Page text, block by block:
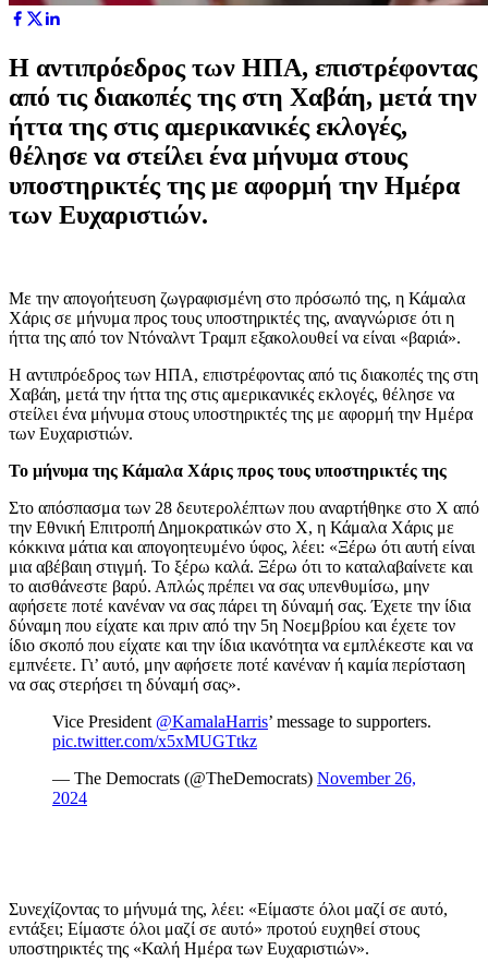
Η αντιπρόεδρος των ΗΠΑ, επιστρέφοντας
από τις διακοπές της στη Χαβάη, μετά την
ήττα της στις αμερικανικές εκλογές,
θέλησε να στείλει ένα μήνυμα στους
υποστηρικτές της με αφορμή την Ημέρα
των Ευχαριστιών.
Με την απογοήτευση ζωγραφισμένη στο πρόσωπό της, η Κάμαλα
Χάρις σε μήνυμα προς τους υποστηρικτές της, αναγνώρισε ότι η
ήττα της από τον Ντόναλντ Τραμπ εξακολουθεί να είναι «βαριά».
Η αντιπρόεδρος των ΗΠΑ, επιστρέφοντας από τις διακοπές της στη
Χαβάη, μετά την ήττα της στις αμερικανικές εκλογές, θέλησε να
στείλει ένα μήνυμα στους υποστηρικτές της με αφορμή την Ημέρα
των Ευχαριστιών.
To μήνυμα της Κάμαλα Χάρις προς τους υποστηρικτές της
Στο απόσπασμα των 28 δευτερολέπτων που αναρτήθηκε στο Χ από
την Εθνική Επιτροπή Δημοκρατικών στο Χ, η Κάμαλα Χάρις με
κόκκινα μάτια και απογοητευμένο ύφος, λέει: «Ξέρω ότι αυτή είναι
μια αβέβαιη στιγμή. Το ξέρω καλά. Ξέρω ότι το καταλαβαίνετε και
το αισθάνεστε βαρύ. Απλώς πρέπει να σας υπενθυμίσω, μην
αφήσετε ποτέ κανέναν να σας πάρει τη δύναμή σας. Έχετε την ίδια
δύναμη που είχατε και πριν από την 5η Νοεμβρίου και έχετε τον
ίδιο σκοπό που είχατε και την ίδια ικανότητα να εμπλέκεστε και να
εμπνέετε. Γι’ αυτό, μην αφήσετε ποτέ κανέναν ή καμία περίσταση
να σας στερήσει τη δύναμή σας».
Vice President @KamalaHarris’ message to supporters.
pic.twitter.com/x5xMUGTtkz
— The Democrats (@TheDemocrats) November 26,
2024
Συνεχίζοντας το μήνυμά της, λέει: «Είμαστε όλοι μαζί σε αυτό,
εντάξει; Είμαστε όλοι μαζί σε αυτό» προτού ευχηθεί στους
υποστηρικτές της «Καλή Ημέρα των Ευχαριστιών».